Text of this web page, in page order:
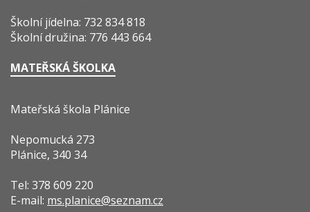
Školní jídelna: 732 834 818
Školní družina: 776 443 664
MATEŘSKÁ ŠKOLKA
Mateřská škola Plánice
Nepomucká 273
Plánice, 340 34
Tel: 378 609 220
E-mail: ms.planice@seznam.cz